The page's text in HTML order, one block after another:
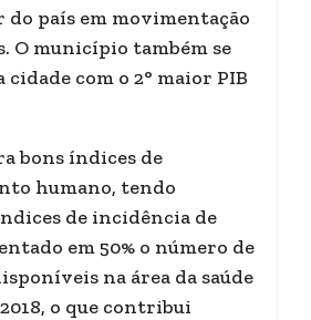
do país em movimentação
O município também se
cidade com o 2° maior PIB
bons índices de
humano, tendo
de incidência de
em 50% o número de
na área da saúde
o que contribui